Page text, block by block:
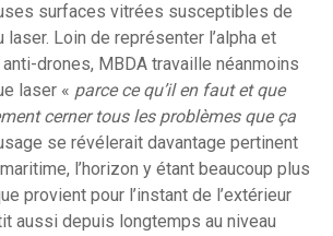
surfaces vitrées susceptibles de
Loin de représenter l’alpha et
anti-drones, MBDA travaille néanmoins
laser « parce ce qu’il en faut et que
cerner tous les problèmes que ça
se révélerait davantage pertinent
l’horizon y étant beaucoup plus
provient pour l’instant de l’extérieur
aussi depuis longtemps au niveau